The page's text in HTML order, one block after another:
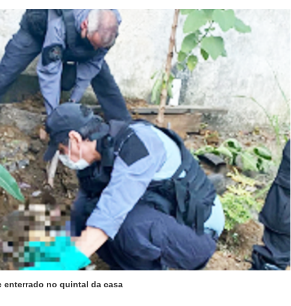
enterrado no quintal da casa